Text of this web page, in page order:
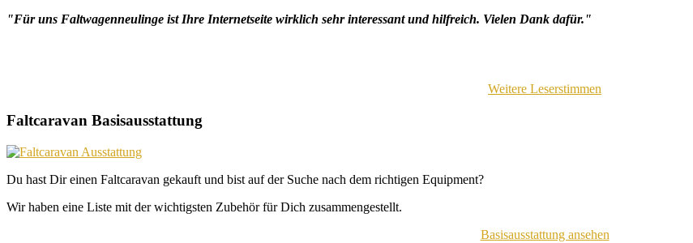
"Für uns Faltwagenneulinge ist Ihre Internetseite wirklich sehr interessant und hilfreich. Vielen Dank dafür."
Weitere Leserstimmen
Faltcaravan Basisausstattung
Du hast Dir einen Faltcaravan gekauft und bist auf der Suche nach dem richtigen Equipment?
Wir haben eine Liste mit der wichtigsten Zubehör für Dich zusammengestellt.
Basisausstattung ansehen